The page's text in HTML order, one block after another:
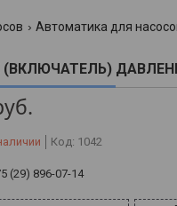
Автоматика для
(ВКЛЮЧАТЕЛЬ)
Код: 1042
(29) 896-07-14